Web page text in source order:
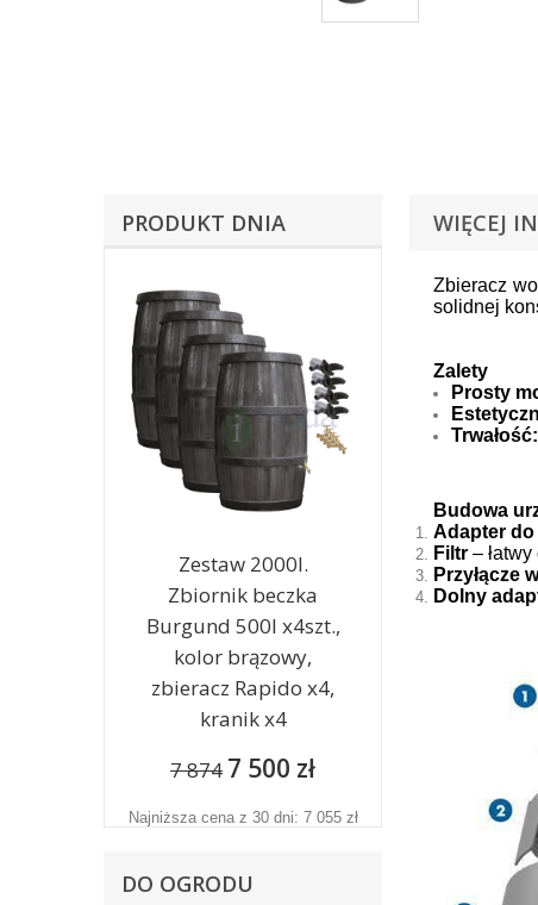
WIĘCEJ
Zbieracz
solidnej
Zalety
Prosty
Trwałość:
Budowa
Adapter
Filtr –
Przyłącze
Dolny
PRODUKT DNIA
Zestaw 2000l.
Zbiornik beczka
Burgund 500l x4szt.,
kolor brązowy,
zbieracz Rapido x4,
kranik x4
7 874 7 500 zł
Najniższa cena z 30 dni: 7 055 zł
DO OGRODU